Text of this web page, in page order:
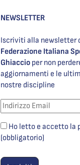
NEWSLETTER
Iscriviti alla newsletter
Federazione Italiana
Ghiaccio per non
aggiornamenti e le
nostre discipline
Ho letto e accetto la
(obbligatorio)